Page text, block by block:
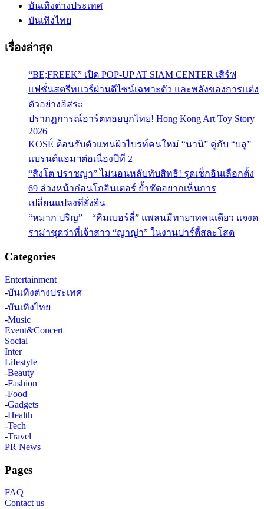
บันเทิงต่างประเทศ
บันเทิงไทย
เรื่องล่าสุด
“BE;FREEK” เปิด POP-UP AT SIAM CENTER เสิร์ฟ
แฟชั่นสตรีทแวร์ผ่านดีไซน์เฉพาะตัว และพลังของการแต่ง
ตัวอย่างอิสระ
ปรากฏการณ์อาร์ตทอยบุกไทย! Hong Kong Art Toy Story
2026
KOSÉ ต้อนรับตัวแทนผิวไบรท์คนใหม่ “นานิ” คู่กับ “บลู”
แบรนด์แอมฯต่อเนื่องปีที่ 2
“สิงโต ปราชญา” ไม่นอนหลับทับสิทธิ! รุดเช็กอินเลือกตั้ง
69 ล่วงหน้าก่อนโกอินเตอร์ ย้ำชัดอยากเห็นการ
เปลี่ยนแปลงที่ยั่งยืน
“หมาก ปริญ” – “คิมเบอร์ลี่” แพลนมีทายาทคนเดียว แจงด
ราม่าชุดว่าที่เจ้าสาว “ญาญ่า” ในงานปาร์ตี้สละโสด
Categories
Entertainment
-บันเทิงต่างประเทศ
-บันเทิงไทย
-Music
Event&Concert
Social
Inter
Lifestyle
-Beauty
-Fashion
-Food
-Gadgets
-Health
-Tech
-Travel
PR News
Pages
FAQ
Contact us